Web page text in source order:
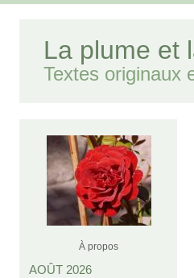
La plume et
Textes originaux
À propos
AOÛT 2026